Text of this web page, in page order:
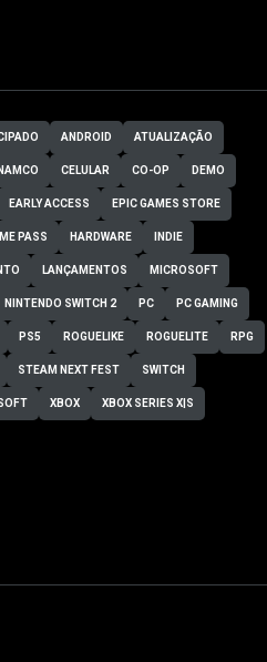
ANDROID ATUALIZAÇÃO
CELULAR CO-OP DEMO
EARLY ACCESS EPIC GAMES STORE
PASS HARDWARE INDIE
LANÇAMENTOS MICROSOFT
NINTENDO SWITCH 2 PC PC GAMING
PS5 ROGUELIKE ROGUELITE RPG
STEAM NEXT FEST SWITCH
XBOX XBOX SERIES X|S